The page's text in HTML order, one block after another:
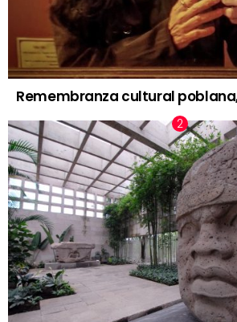
Remembranza cultural